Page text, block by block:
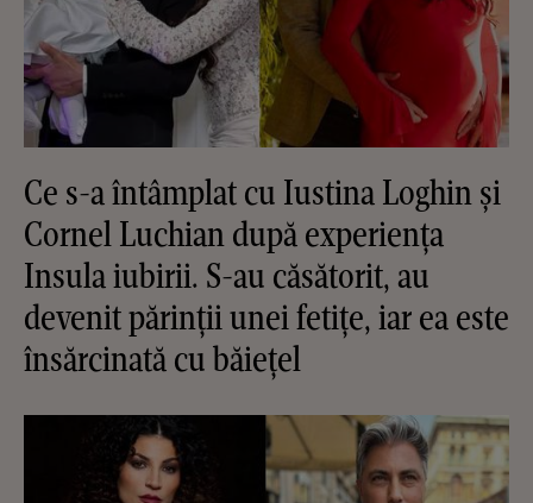
Ce s-a întâmplat cu Iustina Loghin și
Cornel Luchian după experiența
Insula iubirii. S-au căsătorit, au
devenit părinții unei fetițe, iar ea este
însărcinată cu băiețel